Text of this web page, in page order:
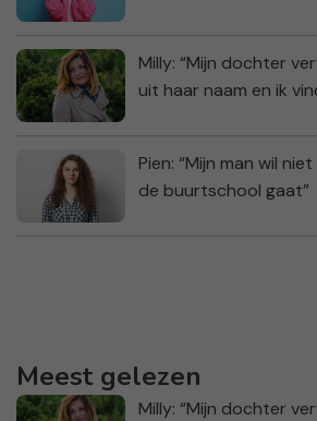
Milly: “Mijn dochter
uit haar naam en ik
Pien: “Mijn man wil
de buurtschool gaat”
Meest gelezen
Milly: “Mijn dochter